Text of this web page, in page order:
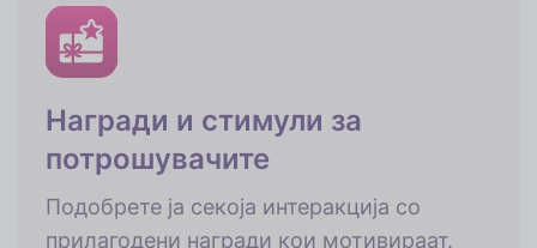
Награди и стимули за
потрошувачите
Подобрете ја секоја интеракција со
прилагодени награди кои мотивираат.